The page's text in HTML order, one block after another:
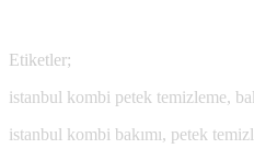
Etiketler;
istanbul kombi petek temizleme,
istanbul kombi bakımı, petek